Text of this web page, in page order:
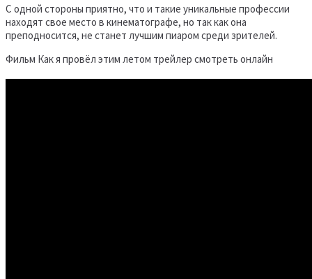
С одной стороны приятно, что и такие уникальные профессии
находят свое место в кинематографе, но так как она
преподносится, не станет лучшим пиаром среди зрителей.
Фильм Как я провёл этим летом трейлер смотреть онлайн